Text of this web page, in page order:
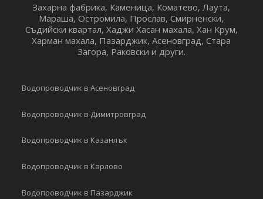
Захарна фабрика, Каменица, Коматево, Лаута,
Мараша, Остромила, Прослав, Смирненски,
Съдийски квартал, Хаджи Хасан махала, Хан Крум,
Харман махала, Пазарджик, Асеновград, Стара
Загора, Раковски и други.
Водопроводчик в Асеновград
Водопроводчик в Димитровград
Водопроводчик в Казанлък
Водопроводчик в Карлово
Водопроводчик в Пазарджик